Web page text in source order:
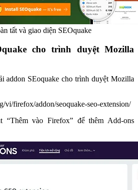
tất và giao diện SEOquake
cho trình duyệt Mozilla
addon SEoquake cho trình duyệt Mozilla
vi/firefox/addon/seoquake-seo-extension/
“Thêm vào Firefox” để thêm Add-ons